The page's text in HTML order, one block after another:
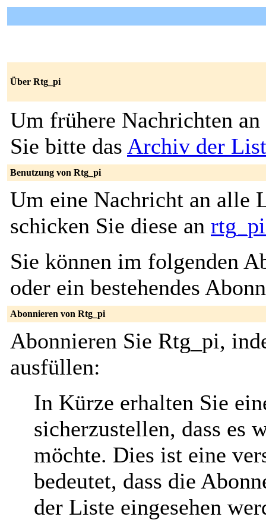
Über Rtg_pi
Um frühere Nachrichten an
Sie bitte das Archiv der
Benutzung von Rtg_pi
Um eine Nachricht an alle
schicken Sie diese an
Sie können im folgenden
oder ein bestehendes
Abonnieren von Rtg_pi
Abonnieren Sie Rtg_pi,
ausfüllen:
In Kürze erhalten Sie
sicherzustellen, dass es
möchte. Dies ist eine
bedeutet, dass die
der Liste eingesehen